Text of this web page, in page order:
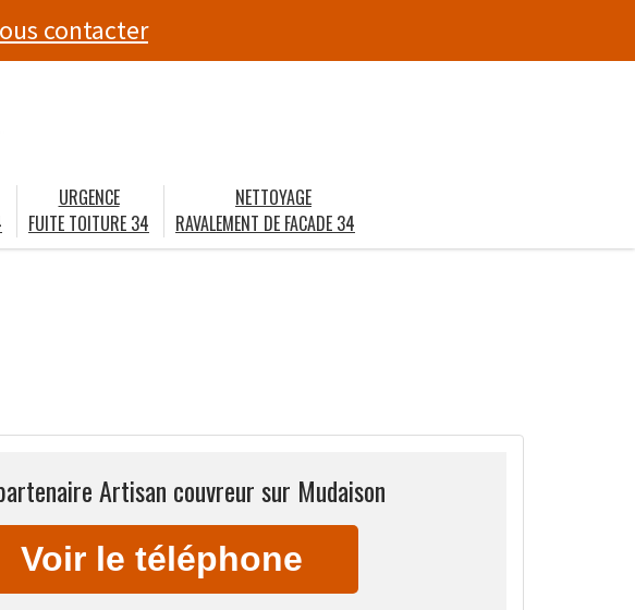
contacter
URGENCE
FUITE TOITURE 34
NETTOYAGE
RAVALEMENT DE FACADE 34
Artisan couvreur sur Mudaison